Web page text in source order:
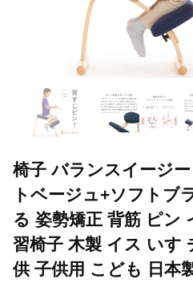
椅子 バランスイージ
トベージュ+ソフトブ
る 姿勢矯正 背筋 ピン
習椅子 木製 イス いす
供 子供用 こども 日本